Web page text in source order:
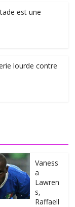
est une
lourde contre
Vaness
a
Lawren
s,
Raffaell